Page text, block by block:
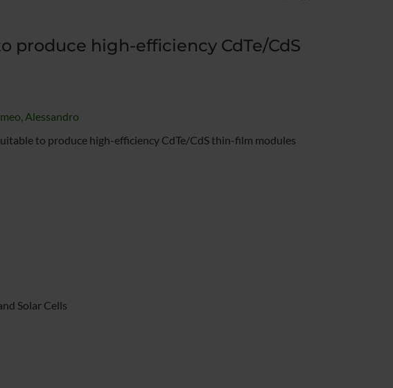
produce high-efficiency CdTe/CdS
Alessandro
to produce high-efficiency CdTe/CdS thin-film modules
Solar Cells